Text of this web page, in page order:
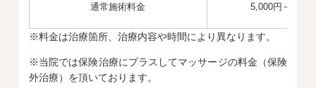
通常施術料金 5,000円～
※料金は治療箇所、治療内容や時間により異なります。
※当院では保険治療にプラスしてマッサージの料金（保険
外治療）を頂いております。